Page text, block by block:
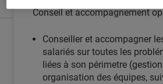
Conseil et accompagnement
Conseiller et accompagner
salariés sur toutes les
liées à son périmetre
organisation des équipes,